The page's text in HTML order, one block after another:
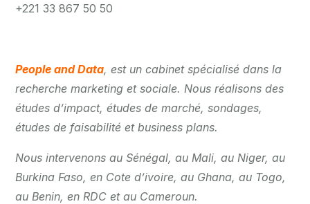
+221 33 867 50 50
People and Data, est un cabinet spécialisé dans la
recherche marketing et sociale. Nous réalisons des
études d’impact, études de marché, sondages,
études de faisabilité et business plans.
Nous intervenons au Sénégal, au Mali, au Niger, au
Burkina Faso, en Cote d’ivoire, au Ghana, au Togo,
au Benin, en RDC et au Cameroun.